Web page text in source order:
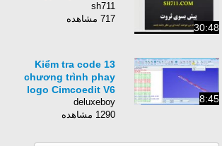
30:48
sh711
717 مشاهده
8:45
13 Kiểm tra code
chương trình phay
logo Cimcoedit V6
deluxeboy
1290 مشاهده